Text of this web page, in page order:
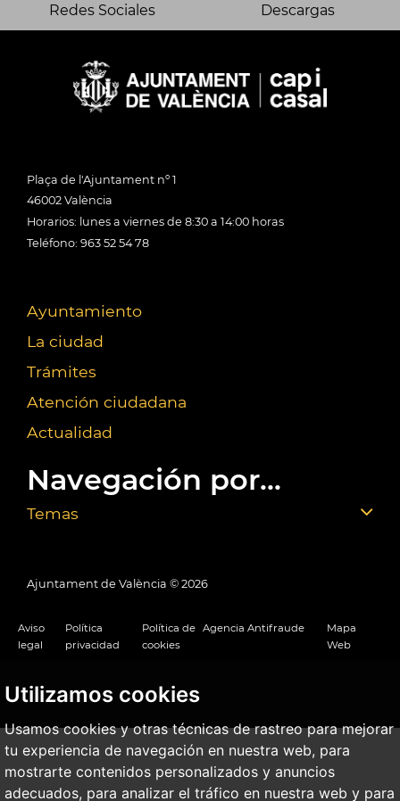
Utilizamos cookies
Usamos cookies y otras técnicas de rastreo para mejorar
tu experiencia de navegación en nuestra web, para
mostrarte contenidos personalizados y anuncios
adecuados, para analizar el tráfico en nuestra web y para
Redes Sociales Descargas
Plaça de l'Ajuntament nº 1
46002 València
Horarios: lunes a viernes de 8:30 a 14:00 horas
Teléfono: 963 52 54 78
Ayuntamiento
La ciudad
Trámites
Atención ciudadana
Actualidad
Navegación por...
Temas
Ajuntament de València © 2026
Aviso
legal
Política
privacidad
Política de
cookies
Agencia Antifraude
Mapa
Web